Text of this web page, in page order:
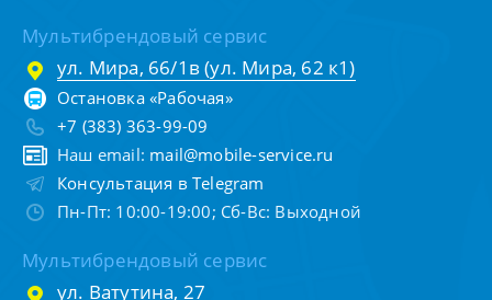
Мультибрендовый сервис
ул. Мира, 66/1в (ул. Мира, 62 к1)
Остановка «Рабочая»
+7 (383) 363-99-09
Наш email: mail@mobile-service.ru
Консультация в Telegram
Пн-Пт: 10:00-19:00; Сб-Вс: Выходной
Мультибрендовый сервис
ул. Ватутина, 27